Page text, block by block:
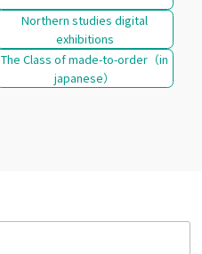
Northern studies digital
exhibitions
The Class of made-to-order（in
japanese）